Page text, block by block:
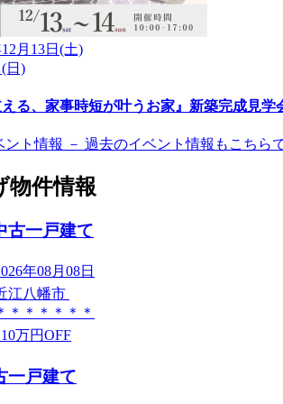
月13日(土)
(日)
える、家事時短が叶うお家』新築完成見学
古一戸建て
年08月08日
江八幡市
＊＊＊＊＊＊
万円OFF
一戸建て